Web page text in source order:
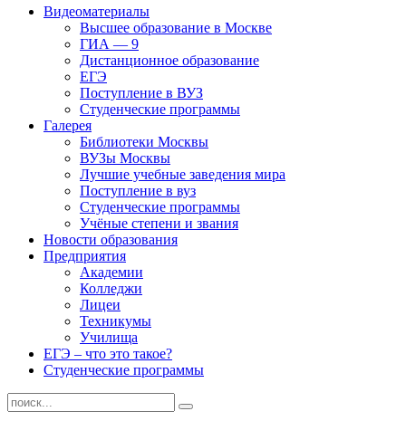
Видеоматериалы
Высшее образование в Москве
ГИА — 9
Дистанционное образование
ЕГЭ
Поступление в ВУЗ
Студенческие программы
Галерея
Библиотеки Москвы
ВУЗы Москвы
Лучшие учебные заведения мира
Поступление в вуз
Студенческие программы
Учёные степени и звания
Новости образования
Предприятия
Академии
Колледжи
Лицеи
Техникумы
Училища
ЕГЭ – что это такое?
Студенческие программы